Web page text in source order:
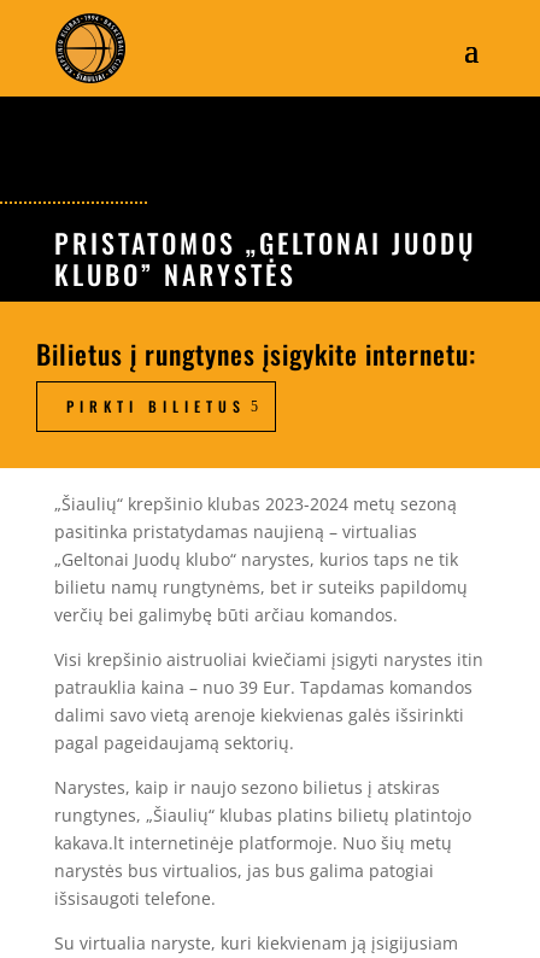
PRISTATOMOS „GELTONAI JUODŲ
KLUBO” NARYSTĖS
Bilietus į rungtynes įsigykite internetu:
PIRKTI BILIETUS
„Šiaulių“ krepšinio klubas 2023-2024 metų sezoną
pasitinka pristatydamas naujieną – virtualias
„Geltonai Juodų klubo“ narystes, kurios taps ne tik
bilietu namų rungtynėms, bet ir suteiks papildomų
verčių bei galimybę būti arčiau komandos.
Visi krepšinio aistruoliai kviečiami įsigyti narystes itin
patrauklia kaina – nuo 39 Eur. Tapdamas komandos
dalimi savo vietą arenoje kiekvienas galės išsirinkti
pagal pageidaujamą sektorių.
Narystes, kaip ir naujo sezono bilietus į atskiras
rungtynes, „Šiaulių“ klubas platins bilietų platintojo
kakava.lt internetinėje platformoje. Nuo šių metų
narystės bus virtualios, jas bus galima patogiai
išsisaugoti telefone.
Su virtualia naryste, kuri kiekvienam ją įsigijusiam